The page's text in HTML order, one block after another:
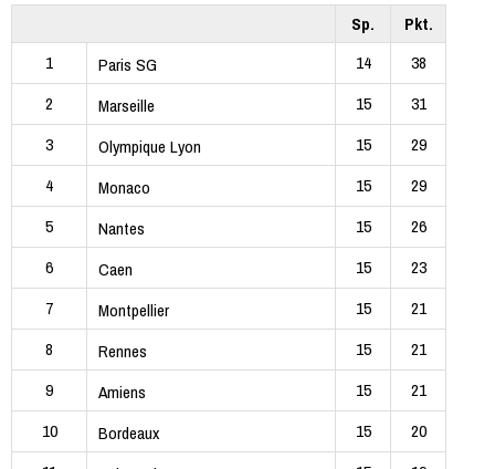
Sp.
Pkt.
1
Paris SG 14
38
2
Marseille 15
31
3
Olympique Lyon 15
29
4
Monaco 15
29
5
Nantes 15
26
6
Caen 15
23
7
Montpellier 15
21
8
Rennes 15
21
9
Amiens 15
21
10
Bordeaux 15
20